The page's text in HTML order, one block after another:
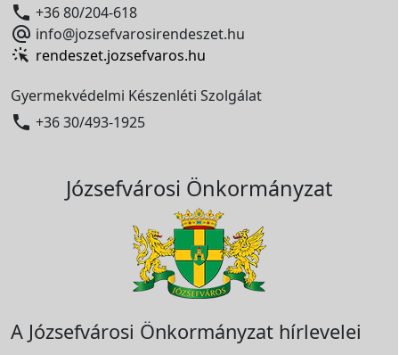
 +36 80/204-618
 info@jozsefvarosirendeszet.hu
rendeszet.jozsefvaros.hu
Gyermekvédelmi Készenléti Szolgálat
 +36 30/493-1925
Józsefvárosi Önkormányzat
A Józsefvárosi Önkormányzat hírlevelei